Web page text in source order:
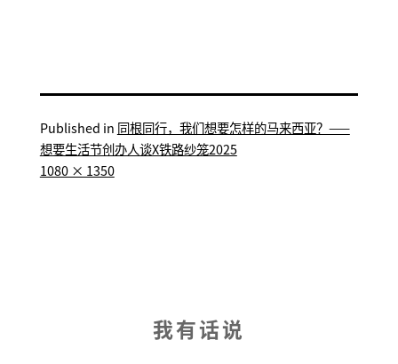
Published in 同根同行，我们想要怎样的马来西亚？——
想要生活节创办人谈X铁路纱笼2025
Full
1080 × 1350
我有话说